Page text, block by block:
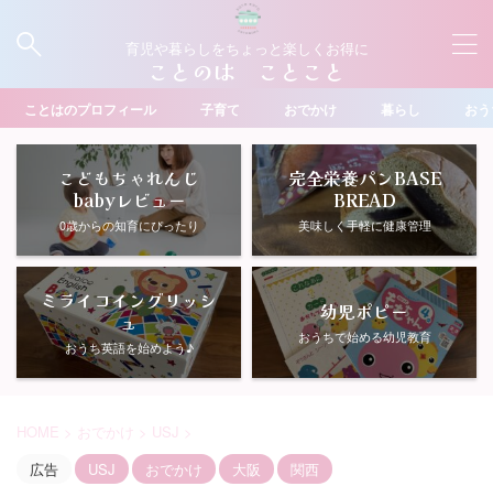
育児や暮らしをちょっと楽しくお得に
ことのは ことこと
ことはのプロフィール 子育て おでかけ 暮らし お
こどもちゃれんじ
babyレビュー
0歳からの知育にぴったり
完全栄養パンBASE
BREAD
美味しく手軽に健康管理
ミライコイングリッシ
ュ
おうち英語を始めよう♪
幼児ポピー
おうちで始める幼児教育
HOME > おでかけ > USJ >
広告
USJ おでかけ 大阪 関西